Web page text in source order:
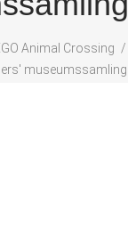
Animal Crossing
museumssamling